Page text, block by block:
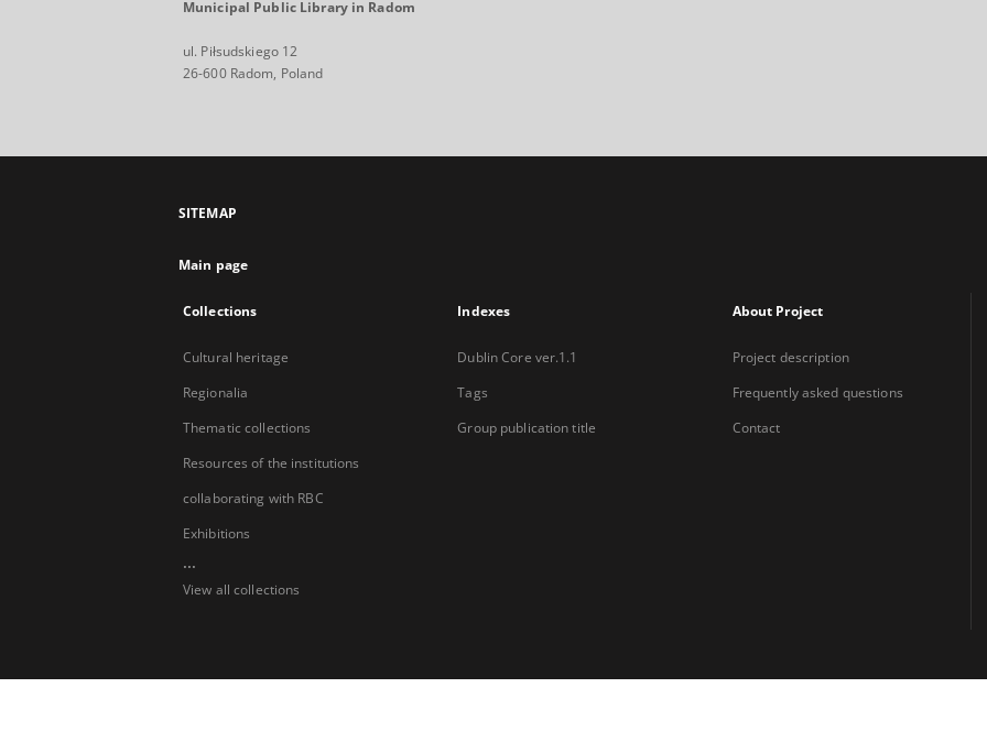
Municipal Public Library in Radom
ul. Piłsudskiego 12
26-600 Radom, Poland
SITEMAP
Main page
Collections
Cultural heritage
Regionalia
Thematic collections
Resources of the institutions
collaborating with RBC
Exhibitions
...
View all collections
Indexes
Dublin Core ver.1.1
Tags
Group publication title
About Project
Project description
Frequently asked questions
Contact